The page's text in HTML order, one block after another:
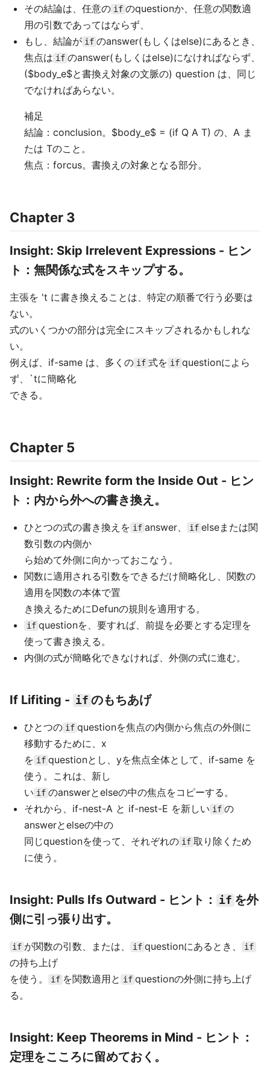
その結論は、任意の if のquestionか、任意の関数適
用の引数であってはならず、
もし、結論が if のanswer(もしくはelse)にあるとき、
焦点は if のanswer(もしくはelse)になければならず、
($body_e$と書換え対象の文脈の) question は、同じ
でなければあらない。
補足
結論：conclusion。$body_e$ = (if Q A T) の、A ま
たは Tのこと。
焦点：forcus。書換えの対象となる部分。
Chapter 3
Insight: Skip Irrelevent Expressions - ヒン
ト：無関係な式をスキップする。
主張を 't に書き換えることは、特定の順番で行う必要は
ない。
式のいくつかの部分は完全にスキップされるかもしれな
い。
例えば、if-same は、多くの if 式を if questionによら
ず、`tに簡略化
できる。
Chapter 5
Insight: Rewrite form the Inside Out - ヒン
ト：内から外への書き換え。
ひとつの式の書き換えを if answer、 if elseまたは関
数引数の内側か
ら始めて外側に向かっておこなう。
関数に適用される引数をできるだけ簡略化し、関数の
適用を関数の本体で置
き換えるためにDefunの規則を適用する。
if questionを、要すれば、前提を必要とする定理を
使って書き換える。
内側の式が簡略化できなければ、外側の式に進む。
If Lifiting - if のもちあげ
ひとつの if questionを焦点の内側から焦点の外側に
移動するために、x
を if questionとし、yを焦点全体として、if-same を
使う。これは、新し
い if のanswerとelseの中の焦点をコピーする。
それから、if-nest-A と if-nest-E を新しい if の
answerとelseの中の
同じquestionを使って、それぞれの if 取り除くため
に使う。
Insight: Pulls Ifs Outward - ヒント： if を外
側に引っ張り出す。
if が関数の引数、または、 if questionにあるとき、 if
の持ち上げ
を使う。
if を関数適用と if questionの外側に持ち上げ
る。
Insight: Keep Theorems in Mind - ヒント：
定理をこころに留めておく。